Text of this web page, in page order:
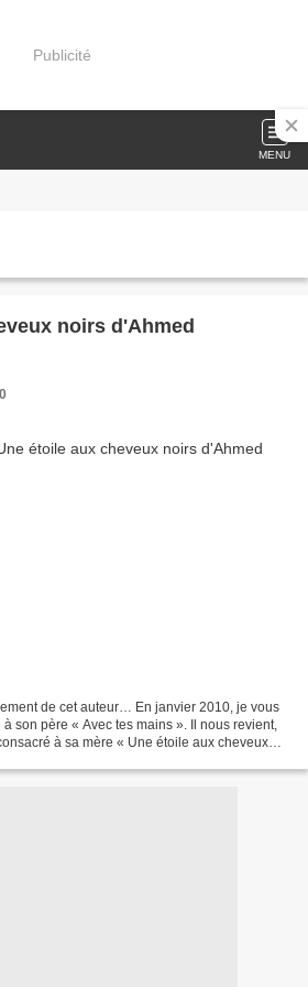
Publicité
MENU
noirs d'Ahmed
de cet auteur… En janvier 2010, je vous
son père « Avec tes mains ». Il nous revient,
à sa mère « Une étoile aux cheveux